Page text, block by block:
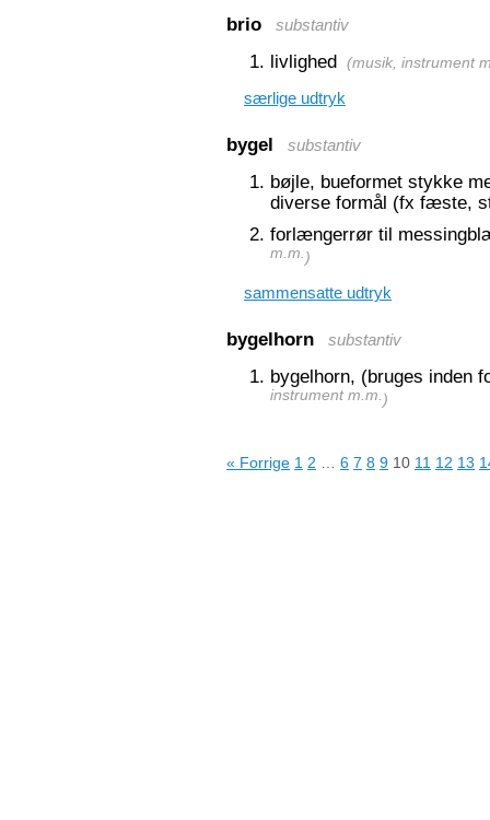
brio substantiv
livlighed (musik, instrument
særlige udtryk
bygel substantiv
bøjle, bueformet stykke
diverse formål (fx fæste,
forlængerrør til
m.m. )
sammensatte udtryk
bygelhorn substantiv
bygelhorn, (bruges inden
instrument m.m. )
« Forrige 1 2 6 7 8 9 10 11 12 13